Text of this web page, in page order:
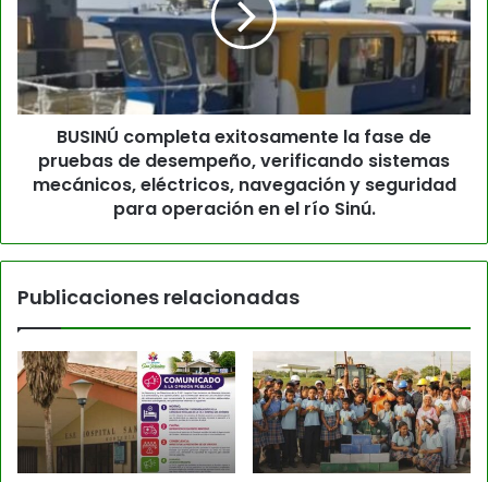
BUSINÚ completa exitosamente la fase de
pruebas de desempeño, verificando sistemas
mecánicos, eléctricos, navegación y seguridad
para operación en el río Sinú.
Publicaciones relacionadas